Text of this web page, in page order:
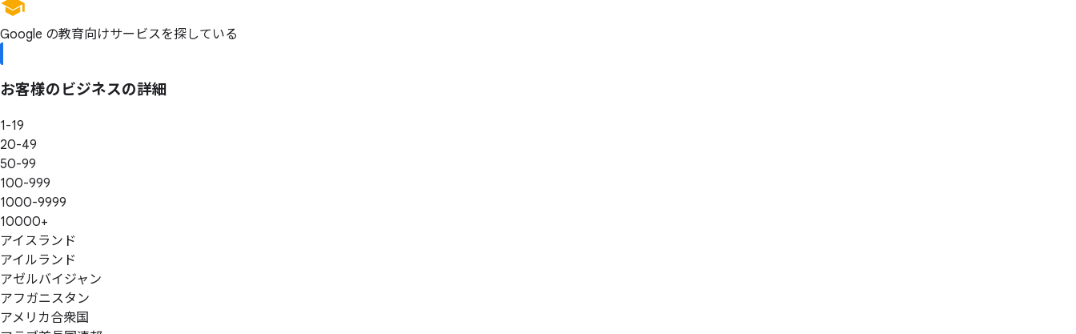
Google の教育向けサービスを探している
お客様の ビジネスの詳細
1-19
20-49
50-99
100-999
1000-9999
10000+
アイスランド
アイルランド
アゼルバイジャン
アフガニスタン
アメリカ合衆国